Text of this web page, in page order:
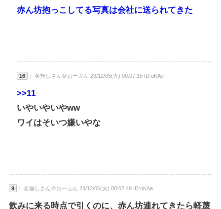
赤ん坊抱っこしてる写真は会社に送られてきた
16 ： 名無しさん＠おーぷん 23/12/05(火) 00:07:15 ID:oKAe
>>11
いやいやいやww
ワイはそいつ嫌いやな
9 ： 名無しさん＠おーぷん 23/12/05(火) 00:02:49 ID:oKAe
飲みに来る時点で引くのに、赤ん坊連れてきたら軽蔑